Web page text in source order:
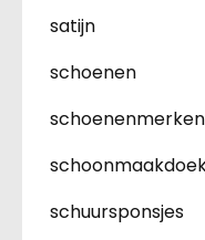
satijn
schoenen
schoenenmerken
schuursponsjes